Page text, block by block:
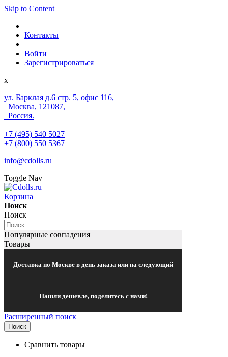
Skip to Content
Контакты
Войти
Зарегистрироваться
x
ул. Барклая д.6 стр. 5, офис 116,
Москва, 121087,
Россия.
+7 (495) 540 5027
+7 (800) 550 5367
info@cdolls.ru
Toggle Nav
Корзина
Поиск
Поиск
Популярные совпадения
Товары
Доставка по Москве в день заказа или на следующий
Нашли дешевле, поделитесь с нами!
Расширенный поиск
Поиск
Сравнить товары